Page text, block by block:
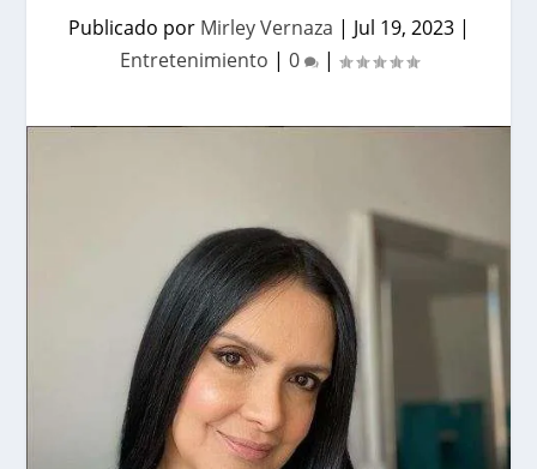
Publicado por Mirley Vernaza | Jul 19, 2023|
Entretenimiento | 0 |